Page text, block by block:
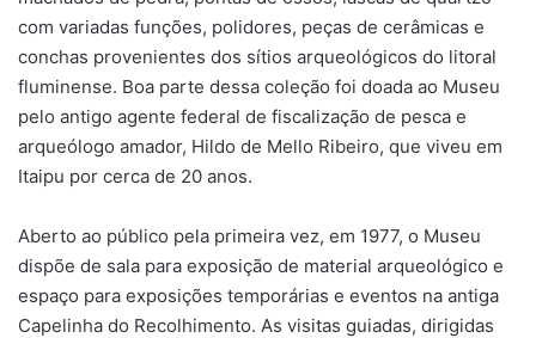
com variadas funções, polidores, peças de cerâmicas e
conchas provenientes dos sítios arqueológicos do litoral
fluminense. Boa parte dessa coleção foi doada ao Museu
pelo antigo agente federal de fiscalização de pesca e
arqueólogo amador, Hildo de Mello Ribeiro, que viveu em
Itaipu por cerca de 20 anos.
Aberto ao público pela primeira vez, em 1977, o Museu
dispõe de sala para exposição de material arqueológico e
espaço para exposições temporárias e eventos na antiga
Capelinha do Recolhimento. As visitas guiadas, dirigidas